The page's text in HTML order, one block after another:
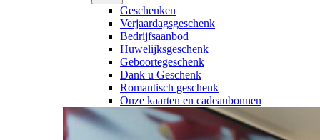
Geschenken
Verjaardagsgeschenk
Bedrijfsaanbod
Huwelijksgeschenk
Geboortegeschenk
Dank u Geschenk
Romantisch geschenk
Onze kaarten en cadeaubonnen